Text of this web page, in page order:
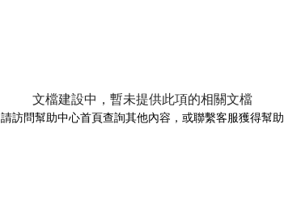
文檔建設中，暫未提供此項的相關文檔
請訪問幫助中心首頁查詢其他內容，或聯繫客服獲得幫助